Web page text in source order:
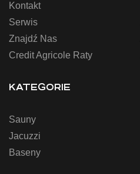
Kontakt
Serwis
Znajdź Nas
Credit Agricole Raty
KATEGORIE
Sauny
Jacuzzi
Baseny